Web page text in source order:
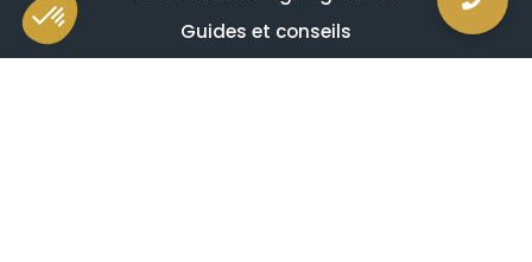
Guides et conseils